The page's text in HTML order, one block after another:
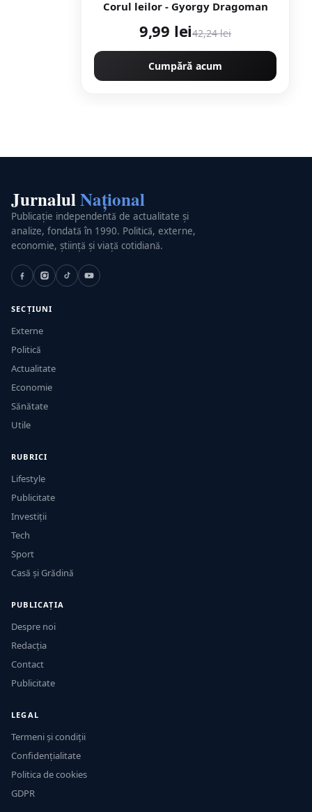
Corul leilor - Gyorgy Dragoman
9,99 lei42,24 lei
Cumpără acum
JurnalulNațional
Publicație independentă de actualitate și
analize, fondată în 1990. Politică, externe,
economie, știință și viață cotidiană.
SECȚIUNI
Externe
Politică
Actualitate
Economie
Sănătate
Utile
RUBRICI
Lifestyle
Publicitate
Investiții
Tech
Sport
Casă și Grădină
PUBLICAȚIA
Despre noi
Redacția
Contact
Publicitate
LEGAL
Termeni și condiții
Confidențialitate
Politica de cookies
GDPR